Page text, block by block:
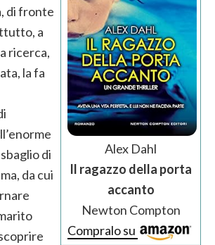
Alex Dahl
Il ragazzo della porta
accanto
Newton Compton
Compralo su
di fronte
a
ricerca,
la fa
di
da cui